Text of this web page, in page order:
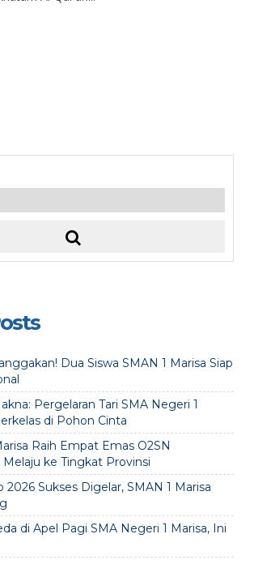
Dua Siswa SMAN 1 Marisa Siap
Pergelaran Tari SMA Negeri 1
di Pohon Cinta
Raih Empat Emas O2SN
ke Tingkat Provinsi
Sukses Digelar, SMAN 1 Marisa
di Apel Pagi SMA Negeri 1 Marisa, Ini